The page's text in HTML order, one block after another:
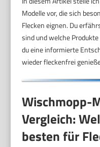
Modelle vor, die sich
Flecken eignen. Du
sind und welche
du eine informierte
wieder fleckenfrei
Wischmopp-
Vergleich:
besten für